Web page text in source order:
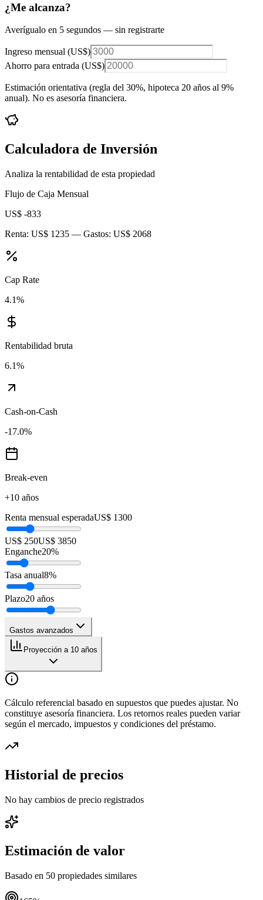
¿Me alcanza?
Averígualo en 5 segundos — sin registrarte
Ingreso mensual (US$)
Ahorro para entrada (US$)
Estimación orientativa (regla del 30%, hipoteca 20 años al 9%
anual). No es asesoría financiera.
Calculadora de Inversión
Analiza la rentabilidad de esta propiedad
Flujo de Caja Mensual
US$ -833
Renta: US$ 1235 — Gastos: US$ 2068
Cap Rate
4.1%
Rentabilidad bruta
6.1%
Cash-on-Cash
-17.0%
Break-even
+10 años
Renta mensual esperadaUS$ 1300
US$ 250US$ 3850
Enganche20%
Tasa anual8%
Plazo20 años
Gastos avanzados
Proyección a 10 años
Cálculo referencial basado en supuestos que puedes ajustar. No
constituye asesoría financiera. Los retornos reales pueden variar
según el mercado, impuestos y condiciones del préstamo.
Historial de precios
No hay cambios de precio registrados
Estimación de valor
Basado en 50 propiedades similares